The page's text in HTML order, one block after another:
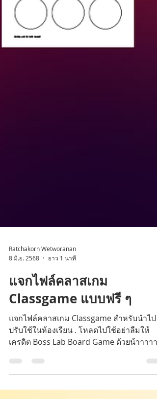
8 มิ.ย. 2568
ยาว 1 นาที
แจกไฟล์คลาสเกม
Classgame แบบฟรี ๆ
แจกไฟล์คลาสเกม Classgame สำหรับนำไป
เครดิต Boss Lab Board Game ด้วยน้าาาาา .
....